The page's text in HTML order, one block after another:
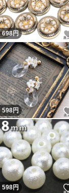
698円
598円
598円